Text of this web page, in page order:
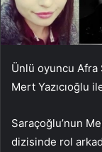
Ünlü oyuncu Afra
Mert Yazıcıoğlu
Saraçoğlu’nun
dizisinde rol